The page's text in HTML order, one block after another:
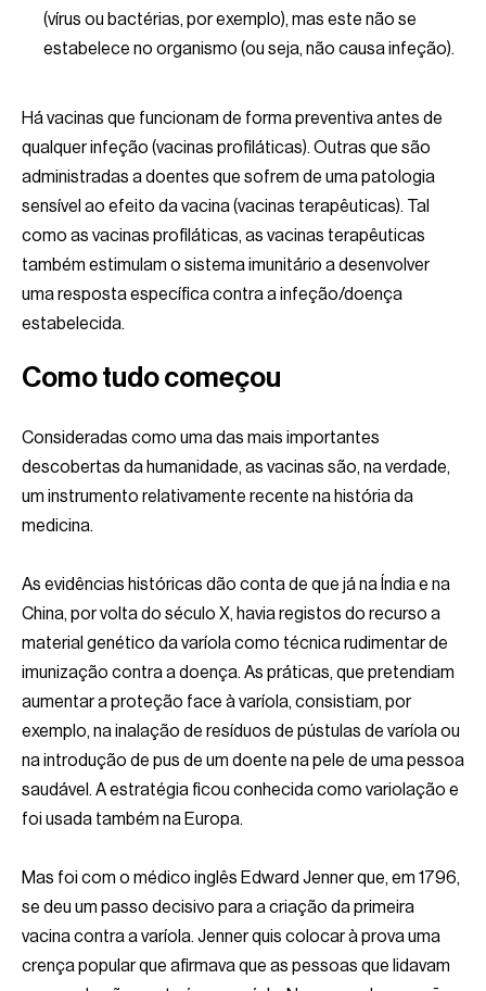
(vírus ou bactérias, por exemplo), mas este não se
estabelece no organismo (ou seja, não causa infeção).
Há vacinas que funcionam de forma preventiva antes de
qualquer infeção (vacinas profiláticas). Outras que são
administradas a doentes que sofrem de uma patologia
sensível ao efeito da vacina (vacinas terapêuticas). Tal
como as vacinas profiláticas, as vacinas terapêuticas
também estimulam o sistema imunitário a desenvolver
uma resposta específica contra a infeção/doença
estabelecida.
Como tudo começou
Consideradas como uma das mais importantes
descobertas da humanidade, as vacinas são, na verdade,
um instrumento relativamente recente na história da
medicina.
As evidências históricas dão conta de que já na Índia e na
China, por volta do século X, havia registos do recurso a
material genético da varíola como técnica rudimentar de
imunização contra a doença. As práticas, que pretendiam
aumentar a proteção face à varíola, consistiam, por
exemplo, na inalação de resíduos de pústulas de varíola ou
na introdução de pus de um doente na pele de uma pessoa
saudável. A estratégia ficou conhecida como variolação e
foi usada também na Europa.
Mas foi com o médico inglês Edward Jenner que, em 1796,
se deu um passo decisivo para a criação da primeira
vacina contra a varíola. Jenner quis colocar à prova uma
crença popular que afirmava que as pessoas que lidavam